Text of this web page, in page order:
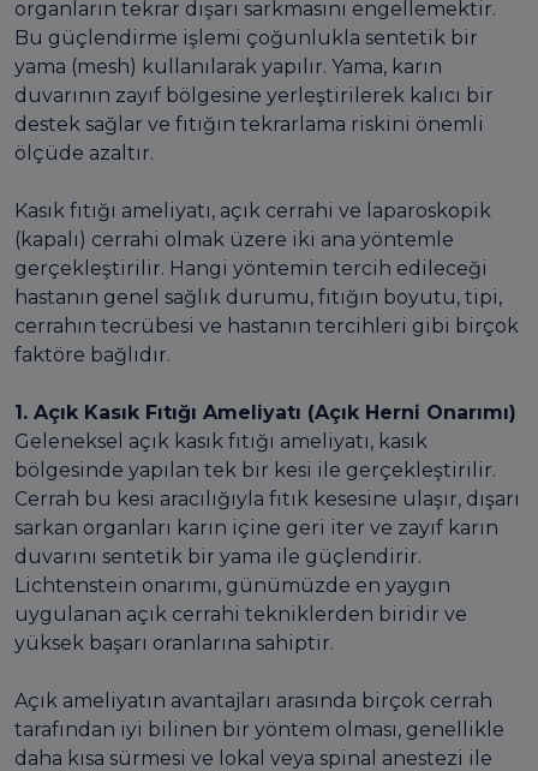
organların tekrar dışarı sarkmasını engellemektir.
Bu güçlendirme işlemi çoğunlukla sentetik bir
yama (mesh) kullanılarak yapılır. Yama, karın
duvarının zayıf bölgesine yerleştirilerek kalıcı bir
destek sağlar ve fıtığın tekrarlama riskini önemli
ölçüde azaltır.
Kasık fıtığı ameliyatı, açık cerrahi ve laparoskopik
(kapalı) cerrahi olmak üzere iki ana yöntemle
gerçekleştirilir. Hangi yöntemin tercih edileceği
hastanın genel sağlık durumu, fıtığın boyutu, tipi,
cerrahın tecrübesi ve hastanın tercihleri gibi birçok
faktöre bağlıdır.
1. Açık Kasık Fıtığı Ameliyatı (Açık Herni Onarımı)
Geleneksel açık kasık fıtığı ameliyatı, kasık
bölgesinde yapılan tek bir kesi ile gerçekleştirilir.
Cerrah bu kesi aracılığıyla fıtık kesesine ulaşır, dışarı
sarkan organları karın içine geri iter ve zayıf karın
duvarını sentetik bir yama ile güçlendirir.
Lichtenstein onarımı, günümüzde en yaygın
uygulanan açık cerrahi tekniklerden biridir ve
yüksek başarı oranlarına sahiptir.
Açık ameliyatın avantajları arasında birçok cerrah
tarafından iyi bilinen bir yöntem olması, genellikle
daha kısa sürmesi ve lokal veya spinal anestezi ile